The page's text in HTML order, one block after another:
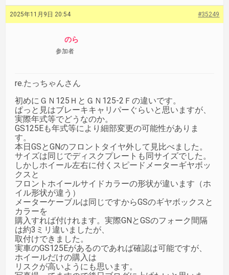
2025年11月9日 20:54 #35249
のら
参加者
re.たっちゃんさん
初めにＧＮ125ＨとＧＮ125-2Ｆの違いです。
ぱっと見はブレーキキャリパーぐらいと思いますが、
実際年式等でどうなのか。
GS125Eも年式等により細部変更の可能性がありま
す。
本日GSとGNのフロントタイヤ外して見比べました。
サイズは同じでディスクプレートも同サイズでした。
しかしホイール左右に付くスピードメーターギヤボッ
クスと
フロントホイールサイドカラーの形状が違います（ホ
イル形状が違う）
メーターケーブルは同じですからGSのギヤボックスと
カラーを
購入すれば付けれます。実際GNとGSのフォーク間隔
は約3ミリ違いましたが、
取付けできました。
実車のGS125Eがあるのであれば確認は可能ですが、
ホイールだけの購入は
リスクが高いようにも思います。